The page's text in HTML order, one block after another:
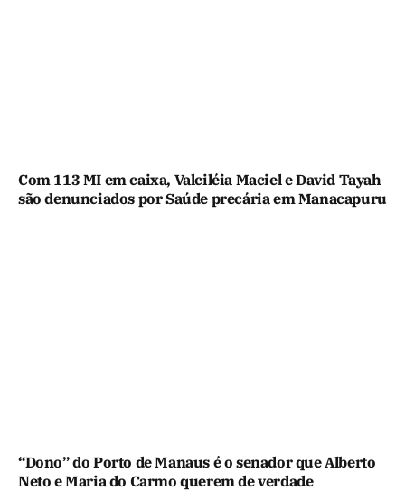
Com 113 MI em caixa, Valciléia Maciel e David Tayah
são denunciados por Saúde precária em Manacapuru
“Dono” do Porto de Manaus é o senador que Alberto
Neto e Maria do Carmo querem de verdade